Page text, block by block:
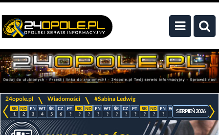
24opole.pl Wiadomości #Sabina Ledwig
1 2 3 4 5 6 ? ? ? ? ? ? ? ? ? ? ? ? ? ? ?
SIERPIEŃ 2026